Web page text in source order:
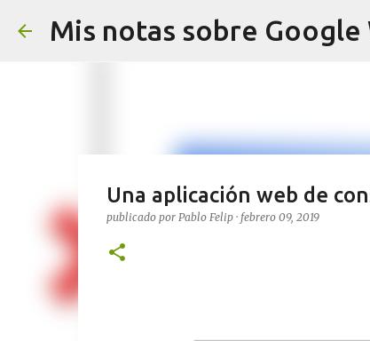
Mis notas sobre Google
Una aplicación web de
publicado por Pablo Felip · febrero 09, 2019